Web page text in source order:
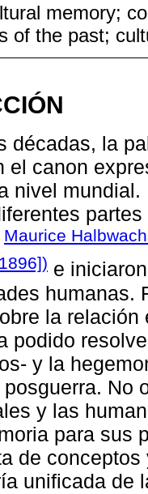
memory;
of the past;
décadas, la
el canon
nivel
Maurice
e
humanas.
la
podido
y la
No
y las
para sus
de
unificada de